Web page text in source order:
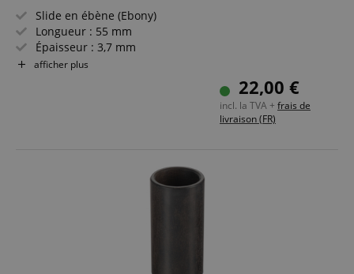
Slide en ébène (Ebony)
Longueur : 55 mm
Épaisseur : 3,7 mm
Diamètre : 19,05 mm (Medium)
afficher plus
22,00 €
incl. la TVA + frais de
livraison (FR)